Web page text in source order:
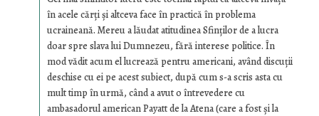
în acele cărți și altceva face în practică în problema
ucraineană. Mereu a lăudat atitudinea Sfinților de a lucra
doar spre slava lui Dumnezeu, fără interese politice. În
mod vădit acum el lucrează pentru americani, având discuții
deschise cu ei pe acest subiect, după cum s-a scris asta cu
mult timp în urmă, când a avut o întrevedere cu
ambasadorul american Payatt de la Atena (care a fost și la